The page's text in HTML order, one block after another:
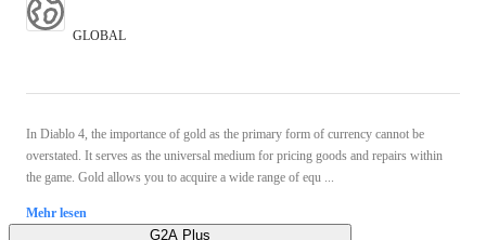
GLOBAL
In Diablo 4, the importance of gold as the primary form of currency cannot be
overstated. It serves as the universal medium for pricing goods and repairs within
the game. Gold allows you to acquire a wide range of equ ...
Mehr lesen
G2A Plus